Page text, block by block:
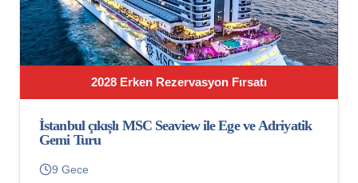
2028 Erken Rezervasyon Fırsatı
İstanbul çıkışlı MSC Seaview ile Ege ve Adriyatik
Gemi Turu
9 Gece